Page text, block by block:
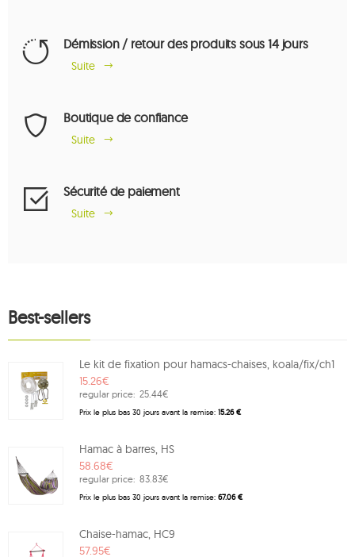
Démission / retour des produits sous 14 jours
Suite
Boutique de confiance
Suite
Sécurité de paiement
Suite
Best-sellers
Le kit de fixation pour hamacs-chaises, koala/fix/ch1
15.26€
regular price: 25.44€
Prix ​​le plus bas 30 jours avant la remise: 15.26 €
Hamac à barres, HS
58.68€
regular price: 83.83€
Prix ​​le plus bas 30 jours avant la remise: 67.06 €
Chaise-hamac, HC9
57.95€